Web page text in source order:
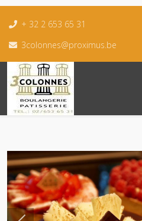
+ 32 2 653 65 31
3colonnes@proximus.be